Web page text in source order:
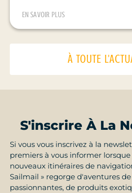
EN SAVOIR PLUS
À TOUTE
S'inscrire À La
Si vous vous inscrivez à la
premiers à vous informer
nouveaux itinéraires de
Sailmail » regorge d'aventures
passionnantes, de produits